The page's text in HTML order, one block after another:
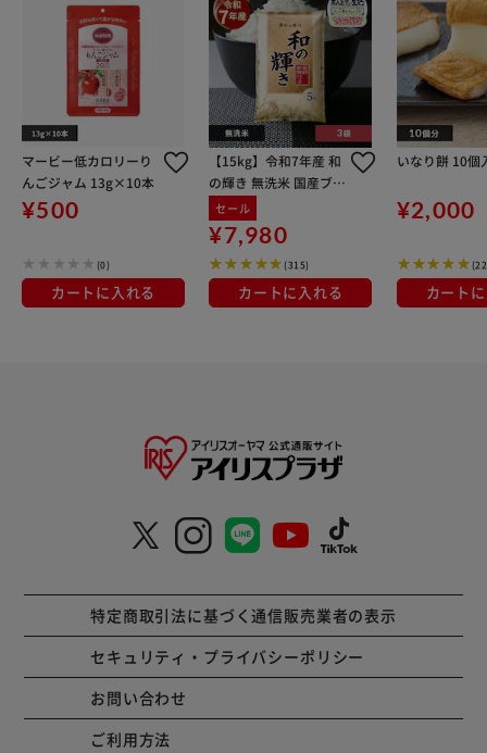
マービー低カロリーり
んごジャム 13g×10本
¥500
(0)
カートに入れる
【15kg】令和7年産 和
の輝き 無洗米 国産ブレ
ンド 5kg×3袋
セール
¥7,980
(315)
カートに入れる
いなり餅 10個
¥2,000
カート
特定商取引法に基づく通信販売業者の表示
セキュリティ・プライバシーポリシー
お問い合わせ
ご利用方法